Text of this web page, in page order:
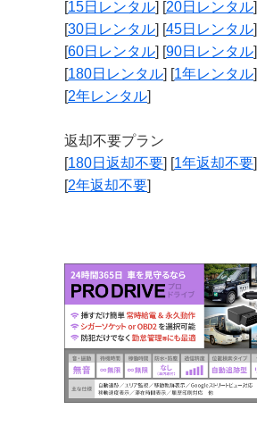
[15日レンタル] [20日レンタル]
[30日レンタル] [45日レンタル]
[60日レンタル] [90日レンタル]
[180日レンタル] [1年レンタル]
[2年レンタル]
返却不要プラン
[180日返却不要] [1年返却不要]
[2年返却不要]